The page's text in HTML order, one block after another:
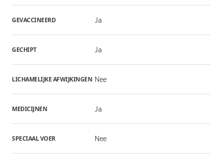
GEVACCINEERD Ja
GECHIPT Ja
LICHAMELIJKE AFWIJKINGEN Nee
MEDICIJNEN Ja
SPECIAAL VOER Nee